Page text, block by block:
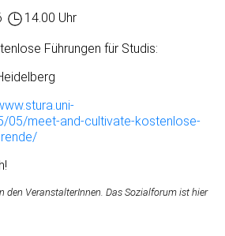
14.00 Uhr
Führungen für Studis:
05/meet-and-cultivate-kostenlose-
den VeranstalterInnen. Das Sozialforum ist hier